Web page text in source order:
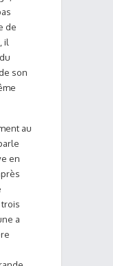
de
il
son
au
en
a